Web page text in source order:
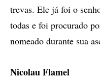
trevas. Ele já foi o
todas e foi procurado
nomeado durante sua
Nicolau Flamel